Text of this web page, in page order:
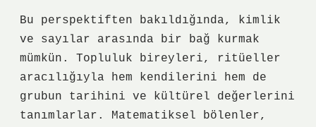
Bu perspektiften bakıldığında, kimlik
ve sayılar arasında bir bağ kurmak
mümkün. Topluluk bireyleri, ritüeller
aracılığıyla hem kendilerini hem de
grubun tarihini ve kültürel değerlerini
tanımlarlar. Matematiksel bölenler,